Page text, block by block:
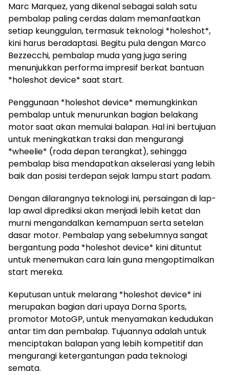
Marc Marquez, yang dikenal sebagai salah satu
pembalap paling cerdas dalam memanfaatkan
setiap keunggulan, termasuk teknologi *holeshot*,
kini harus beradaptasi. Begitu pula dengan Marco
Bezzecchi, pembalap muda yang juga sering
menunjukkan performa impresif berkat bantuan
*holeshot device* saat start.
Penggunaan *holeshot device* memungkinkan
pembalap untuk menurunkan bagian belakang
motor saat akan memulai balapan. Hal ini bertujuan
untuk meningkatkan traksi dan mengurangi
*wheelie* (roda depan terangkat), sehingga
pembalap bisa mendapatkan akselerasi yang lebih
baik dan posisi terdepan sejak lampu start padam.
Dengan dilarangnya teknologi ini, persaingan di lap-
lap awal diprediksi akan menjadi lebih ketat dan
murni mengandalkan kemampuan serta setelan
dasar motor. Pembalap yang sebelumnya sangat
bergantung pada *holeshot device* kini dituntut
untuk menemukan cara lain guna mengoptimalkan
start mereka.
Keputusan untuk melarang *holeshot device* ini
merupakan bagian dari upaya Dorna Sports,
promotor MotoGP, untuk menyamakan kedudukan
antar tim dan pembalap. Tujuannya adalah untuk
menciptakan balapan yang lebih kompetitif dan
mengurangi ketergantungan pada teknologi
semata.